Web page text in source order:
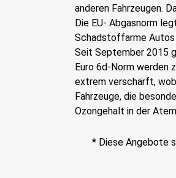
anderen Fahrzeugen.
Die EU- Abgasnorm
Schadstoffarme
Seit September 2015
Euro 6d-Norm werden
extrem verschärft,
Fahrzeuge, die
Ozongehalt in der
* Diese Angebote